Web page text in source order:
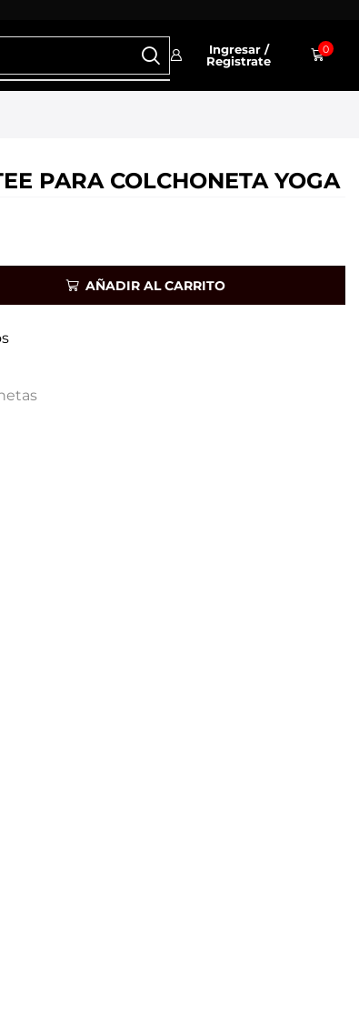
Ingresar /
Registrate
0
PARA COLCHONETA YOGA
AÑADIR AL CARRITO